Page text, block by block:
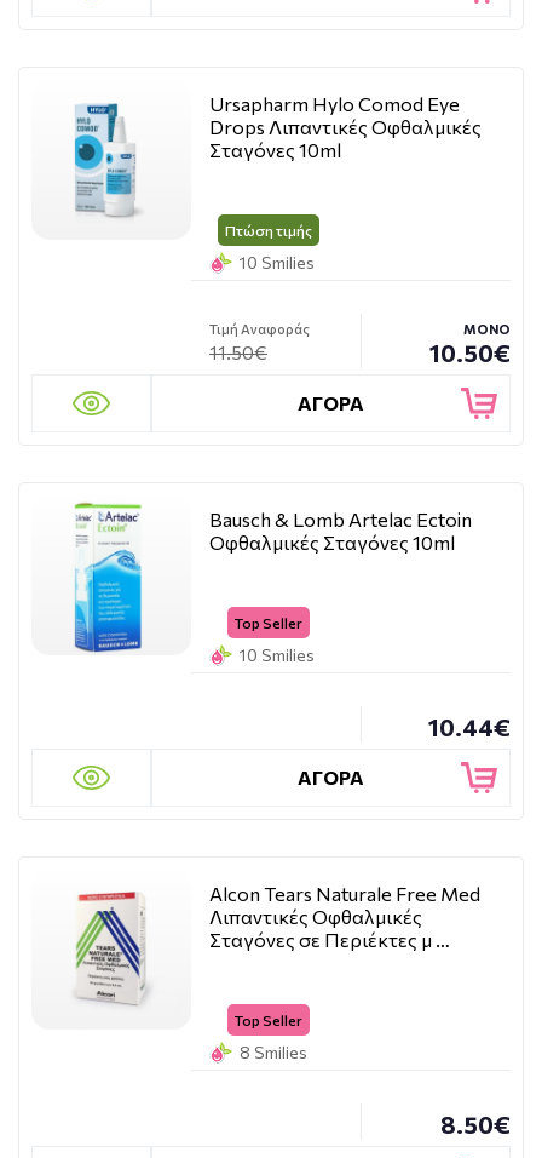
Ursapharm Hylo Comod Eye
Drops Λιπαντικές Οφθαλμικές
Σταγόνες 10ml
Πτώση τιμής
10 Smilies
Τιμή Αναφοράς
11.50€
ΜΟΝΟ
10.50€
ΑΓΟΡΑ
Bausch & Lomb Artelac Ectoin
Οφθαλμικές Σταγόνες 10ml
Top Seller
10 Smilies
10.44€
ΑΓΟΡΑ
Alcon Tears Naturale Free Med
Λιπαντικές Οφθαλμικές
Σταγόνες σε Περιέκτες μ …
Top Seller
8 Smilies
8.50€